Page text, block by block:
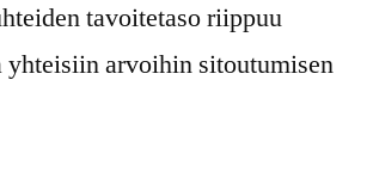
tavoitetaso riippuu
yhteisiin arvoihin sitoutumisen